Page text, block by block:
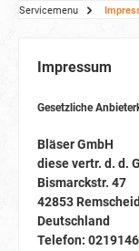
Servicemenu
Impressum
Gesetzliche
Bläser GmbH
diese vertr. d. d.
Bismarckstr. 47
42853 Remscheid
Deutschland
Telefon: